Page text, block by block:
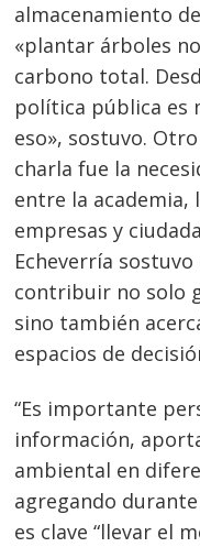
almacenamiento
«plantar árboles
carbono total.
política pública es
eso», sostuvo.
charla fue la
entre la
empresas y
Echeverría
contribuir no solo
sino también
espacios de
“Es importante
información,
ambiental en
agregando
es clave “llevar el